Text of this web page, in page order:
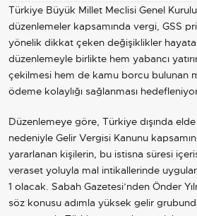
Türkiye Büyük Millet Meclisi Genel
düzenlemeler kapsamında vergi, GSS
yönelik dikkat çeken değişiklikler
düzenlemeyle birlikte hem yabancı
çekilmesi hem de kamu borcu bulunan
ödeme kolaylığı sağlanması
Düzenlemeye göre, Türkiye dışında
nedeniyle Gelir Vergisi Kanunu
yararlanan kişilerin, bu istisna süresi
veraset yoluyla mal intikallerinde
1 olacak. Sabah Gazetesi’nden Önder
söz konusu adımla yüksek gelir